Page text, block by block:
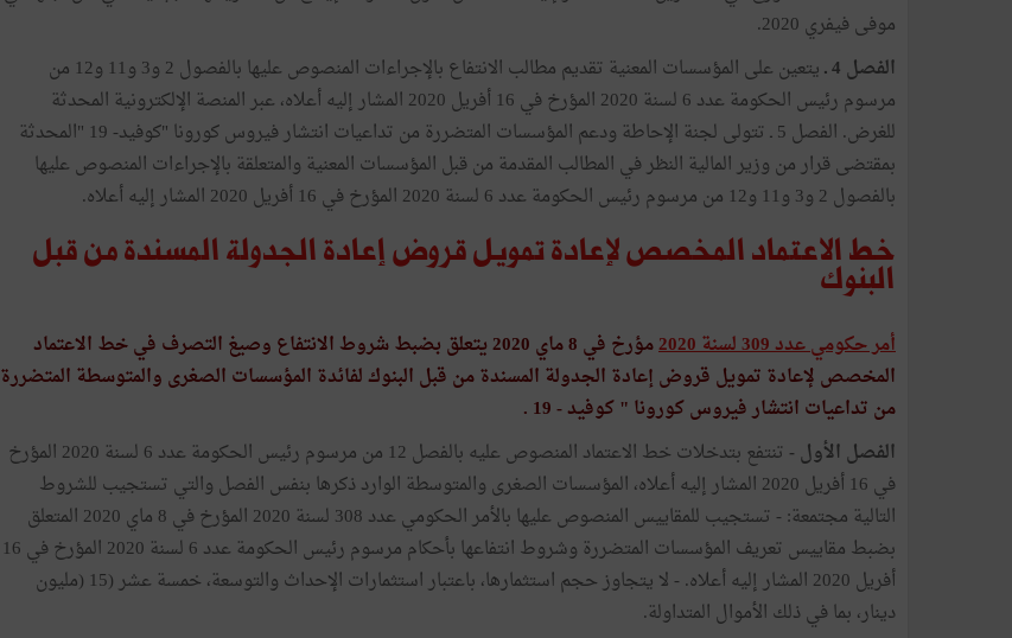
موفى فيفري 2020.
الفصل 4 ـ
يتعين على المؤسسات المعنية تقديم مطالب الانتفاع بالإجراءات المنصوص عليها بالفصول 2 و3 و11 و12 من
مرسوم رئيس الحكومة عدد 6 لسنة 2020 المؤرخ في 16 أفريل 2020 المشار إليه أعلاه، عبر المنصة الإلكترونية المحدثة
للغرض. الفصل 5 ـ تتولى لجنة الإحاطة ودعم المؤسسات المتضررة من تداعيات انتشار فيروس كورونا "كوفيد- 19 "المحدثة
بمقتضى قرار من وزير المالية النظر في المطالب المقدمة من قبل المؤسسات المعنية والمتعلقة بالإجراءات المنصوص عليها
بالفصول 2 و3 و11 و12 من مرسوم رئيس الحكومة عدد 6 لسنة 2020 المؤرخ في 16 أفريل 2020 المشار إليه أعلاه.
خط الاعتماد المخصص لإعادة تمويل قروض إعادة الجدولة المسندة من قبل
البنوك
أمر حكومي عدد 309 لسنة 2020
مؤرخ في 8 ماي 2020 يتعلق بضبط شروط الانتفاع وصيغ التصرف في خط الاعتماد
المخصص لإعادة تمويل قروض إعادة الجدولة المسندة من قبل البنوك لفائدة المؤسسات الصغرى والمتوسطة المتضررة
من تداعيات انتشار فيروس كورونا " كوفيد - 19 .
الفصل الأول -
تنتفع بتدخلات خط الاعتماد المنصوص عليه بالفصل 12 من مرسوم رئيس الحكومة عدد 6 لسنة 2020 المؤرخ
في 16 أفريل 2020 المشار إليه أعلاه، المؤسسات الصغرى والمتوسطة الوارد ذكرها بنفس الفصل والتي تستجيب للشروط
التالية مجتمعة: - تستجيب للمقاييس المنصوص عليها بالأمر الحكومي عدد 308 لسنة 2020 المؤرخ في 8 ماي 2020 المتعلق
بضبط مقاييس تعريف المؤسسات المتضررة وشروط انتفاعها بأحكام مرسوم رئيس الحكومة عدد 6 لسنة 2020 المؤرخ في 16
أفريل 2020 المشار إليه أعلاه. - لا يتجاوز حجم استثمارها، باعتبار استثمارات الإحداث والتوسعة، خمسة عشر (15 (مليون
دينار، بما في ذلك الأموال المتداولة.